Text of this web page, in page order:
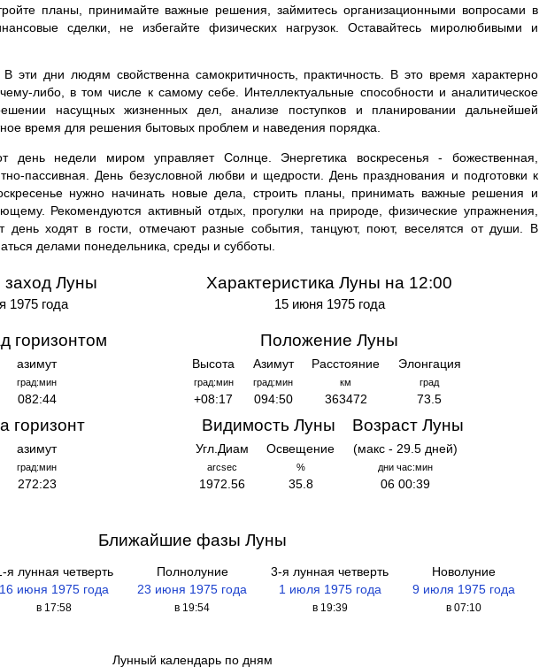
планы, принимайте важные решения, займитесь организационными вопросами в
сделки, не избегайте физических нагрузок. Оставайтесь миролюбивыми и
эти дни людям свойственна самокритичность, практичность. В это время характерно
либо, в том числе к самому себе. Интеллектуальные способности и аналитическое
насущных жизненных дел, анализе поступков и планировании дальнейшей
время для решения бытовых проблем и наведения порядка.
день недели миром управляет Солнце. Энергетика воскресенья - божественная,
пассивная. День безусловной любви и щедрости. День празднования и подготовки к
нужно начинать новые дела, строить планы, принимать важные решения и
Рекомендуются активный отдых, прогулки на природе, физические упражнения,
день ходят в гости, отмечают разные события, танцуют, поют, веселятся от души. В
делами понедельника, среды и субботы.
заход Луны
1975 года
горизонтом
азимут
град:мин
082:44
горизонт
азимут
град:мин
272:23
Характеристика Луны на 12:00
15 июня 1975 года
Положение Луны
Высота
град:мин
+08:17
Азимут
град:мин
094:50
Расстояние
км
363472
Элонгация
град
73.5
Видимость Луны
Угл.Диам
arcsec
1972.56
Освещение
%
35.8
Возраст Луны
(макс - 29.5 дней)
дни час:мин
06 00:39
Ближайшие фазы Луны
я лунная четверть
16 июня 1975 года
в 17:58
Полнолуние
23 июня 1975 года
в 19:54
3-я лунная четверть
1 июля 1975 года
в 19:39
Новолуние
9 июля 1975 года
в 07:10
Лунный календарь по дням